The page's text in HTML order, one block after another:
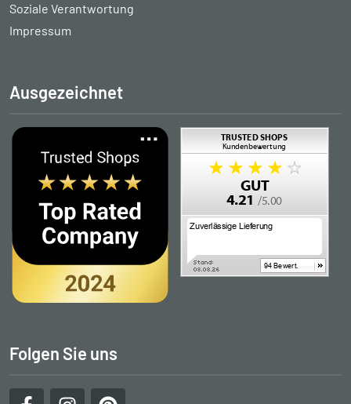
Soziale Verantwortung
Impressum
Ausgezeichnet
Folgen Sie uns